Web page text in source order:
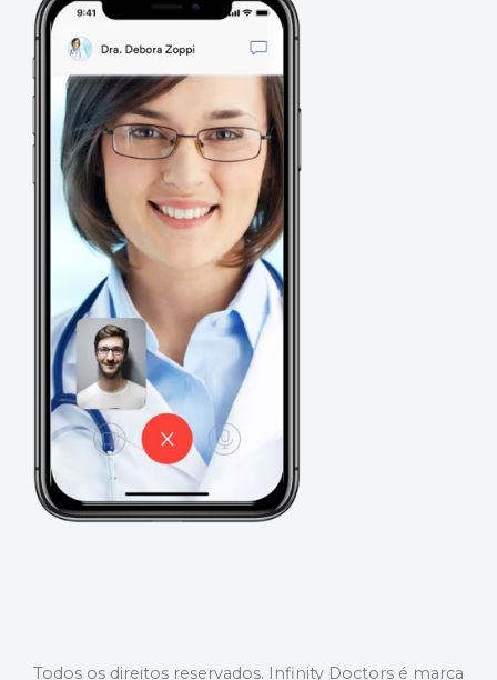
Todos os direitos reservados. Infinity Doctors é marca